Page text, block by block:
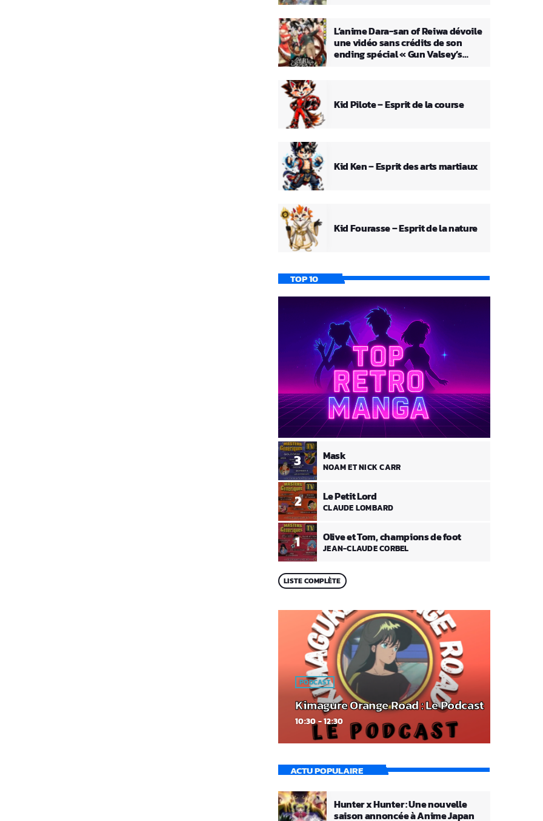
L’anime Dara-san of Reiwa dévoile
une vidéo sans crédits de son
ending spécial « Gun Valsey’s
Kid Pilote – Esprit de la course
Kid Ken – Esprit des arts martiaux
Kid Fourasse – Esprit de la nature
TOP 10
1 Olive et Tom, champions de foot
JEAN-CLAUDE CORBEL
2 Le Petit Lord
CLAUDE LOMBARD
3 Mask
NOAM ET NICK CARR
LISTE COMPLÈTE
PODCAST
Kimagure Orange Road : Le Podcast
10:30 - 12:30
ACTU POPULAIRE
Hunter x Hunter : Une nouvelle
saison annoncée à Anime Japan